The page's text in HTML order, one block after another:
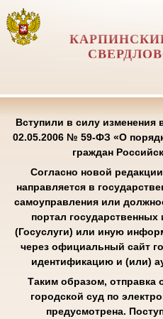
Вступили в силу
02.05.2006 № 59-ФЗ «О
граждан
Согласно новой
направляется в
самоуправления или
портал
(Госуслуги) или иную
через официальный сайт
идентификацию и (или)
Таким образом,
городской суд по
предусмотрена.